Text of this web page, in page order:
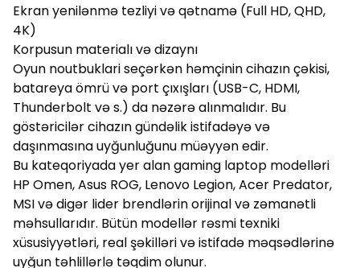
Ekran yenilənmə tezliyi və qətnamə (Full HD, QHD,
4K)
Korpusun materialı və dizaynı
Oyun noutbuklari seçərkən həmçinin cihazın çəkisi,
batareya ömrü və port çıxışları (USB-C, HDMI,
Thunderbolt və s.) da nəzərə alınmalıdır. Bu
göstəricilər cihazın gündəlik istifadəyə və
daşınmasına uyğunluğunu müəyyən edir.
Bu kateqoriyada yer alan gaming laptop modelləri
HP Omen, Asus ROG, Lenovo Legion, Acer Predator,
MSI və digər lider brendlərin orijinal və zəmanətli
məhsullarıdır. Bütün modellər rəsmi texniki
xüsusiyyətləri, real şəkilləri və istifadə məqsədlərinə
uyğun təhlillərlə təqdim olunur.